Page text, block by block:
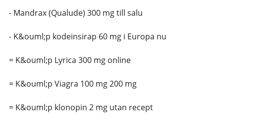
- Mandrax (Qualude) 300 mg till salu
- K&ouml;p kodeinsirap 60 mg i Europa nu
= K&ouml;p Lyrica 300 mg online
= K&ouml;p Viagra 100 mg 200 mg
= K&ouml;p klonopin 2 mg utan recept